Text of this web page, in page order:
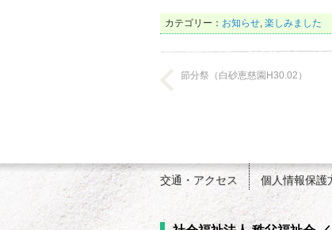
カテゴリー： お知らせ, 楽しみました
節分祭（白砂恵慈園H30.02）
交通・アクセス 個人情報保護